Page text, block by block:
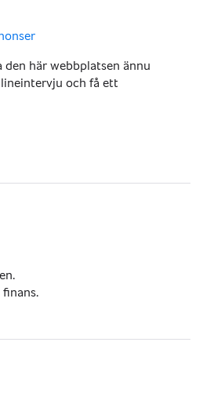
här webbplatsen ännu
och få ett
finans.